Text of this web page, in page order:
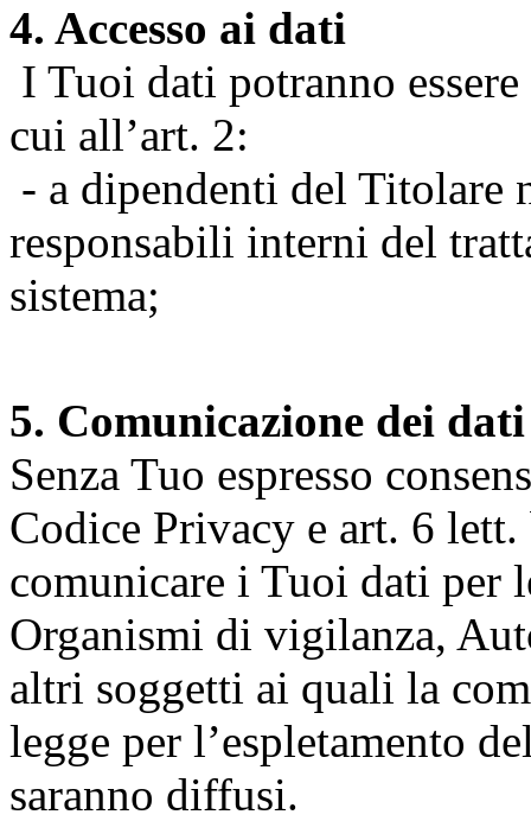
4. Accesso ai dati
I Tuoi dati potranno
cui all’art. 2:
- a dipendenti del Titolare
responsabili interni del
sistema;
5. Comunicazione dei dati
Senza Tuo espresso
Codice Privacy e art. 6
comunicare i Tuoi dati per
Organismi di vigilanza,
altri soggetti ai quali la
legge per l’espletamento
saranno diffusi.